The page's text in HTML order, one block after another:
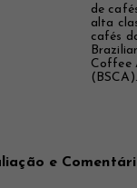
de
alta
cafés
Coffee
(BSCA).
e